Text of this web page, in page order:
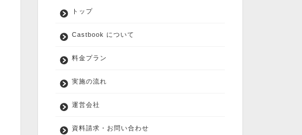
トップ
Castbook について
料金プラン
実施の流れ
運営会社
資料請求・お問い合わせ